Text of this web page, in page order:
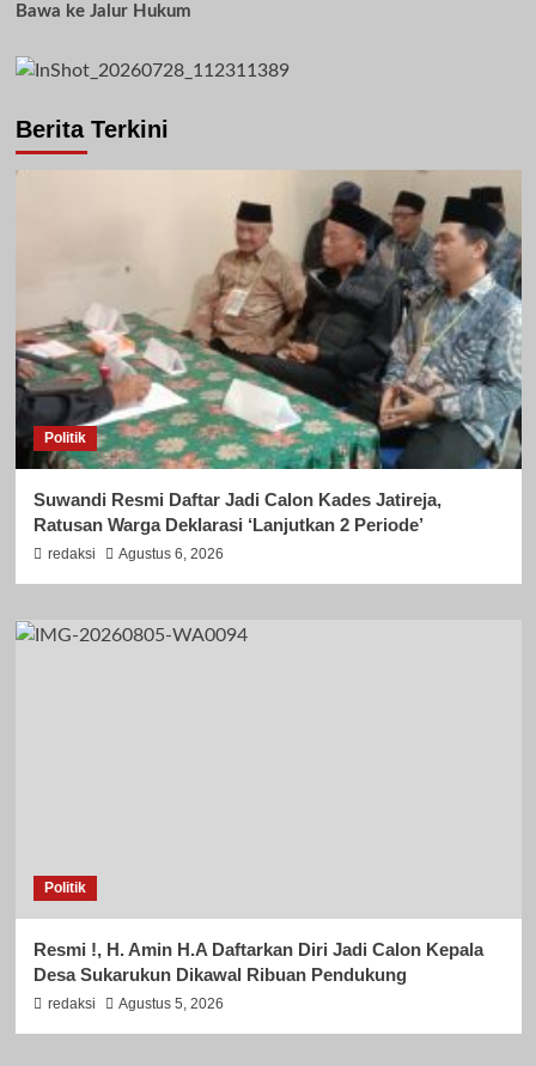
Bawa ke Jalur Hukum
Berita Terkini
Politik
Suwandi Resmi Daftar Jadi Calon Kades Jatireja,
Ratusan Warga Deklarasi ‘Lanjutkan 2 Periode’
redaksi Agustus 6, 2026
Politik
Resmi !, H. Amin H.A Daftarkan Diri Jadi Calon Kepala
Desa Sukarukun Dikawal Ribuan Pendukung
redaksi Agustus 5, 2026